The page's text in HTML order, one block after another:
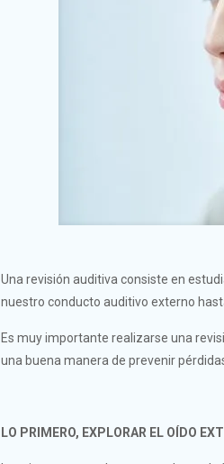
Una revisión auditiva consiste en
nuestro conducto auditivo externo
Es muy importante realizarse una
una buena manera de prevenir
LO PRIMERO, EXPLORAR EL OÍDO